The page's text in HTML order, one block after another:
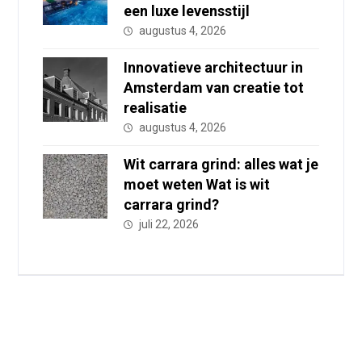
een luxe levensstijl
augustus 4, 2026
Innovatieve architectuur in
Amsterdam van creatie tot
realisatie
augustus 4, 2026
Wit carrara grind: alles wat je
moet weten Wat is wit
carrara grind?
juli 22, 2026